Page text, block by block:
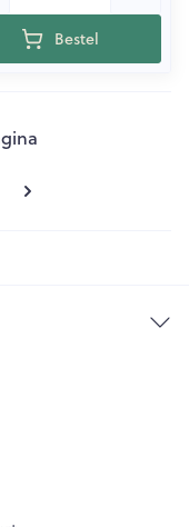
Bestel
pagina